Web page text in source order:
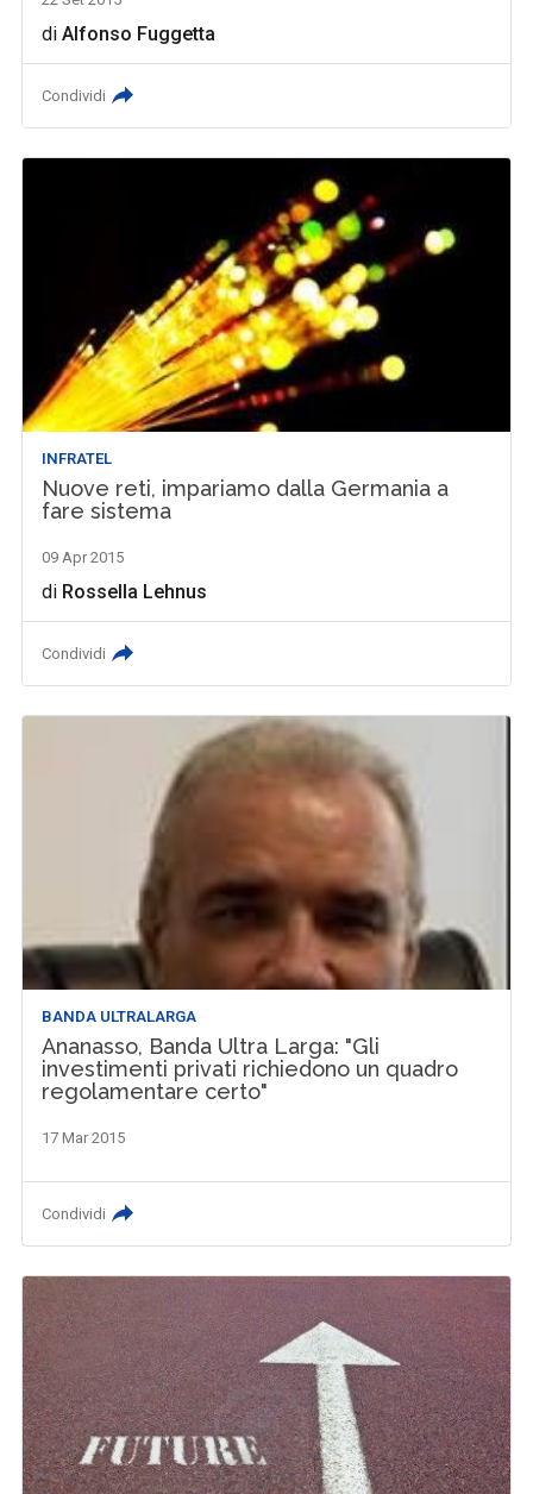
diAlfonso Fuggetta
Condividi
INFRATEL
Nuove reti, impariamo dalla Germania a
fare sistema
09 Apr 2015
di Rossella Lehnus
Condividi
BANDA ULTRALARGA
Ananasso, Banda Ultra Larga: "Gli
investimenti privati richiedono un quadro
regolamentare certo"
17 Mar 2015
Condividi